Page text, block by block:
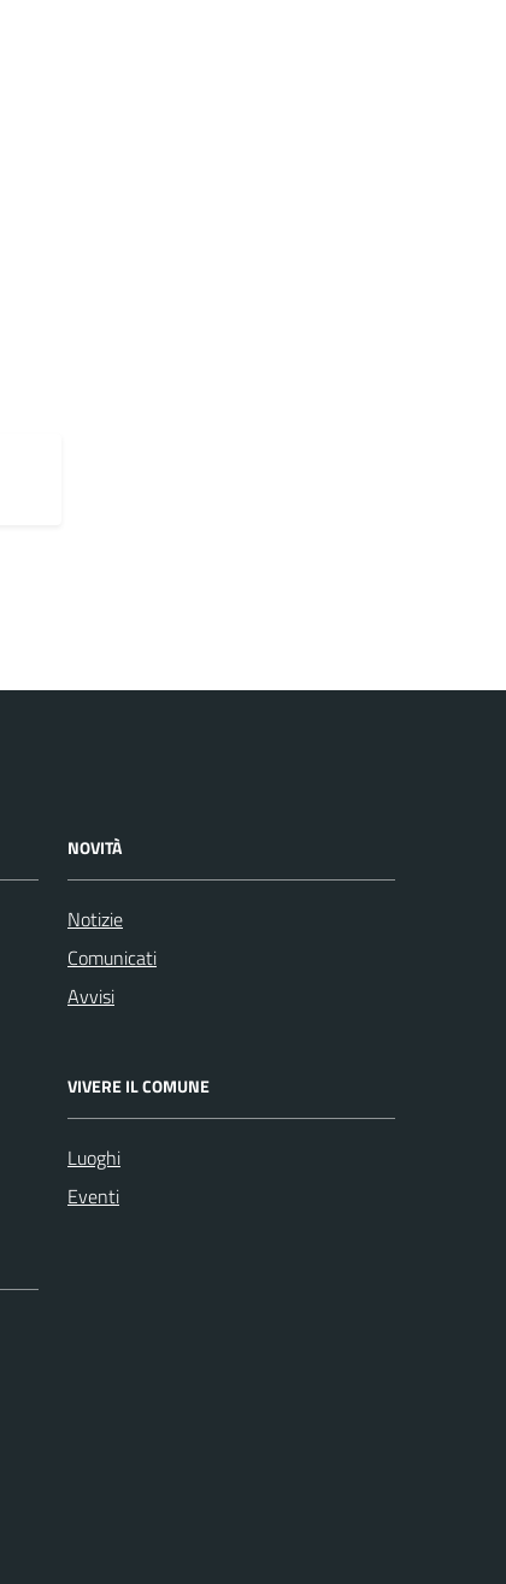
NOVITÀ
Notizie
Comunicati
Avvisi
VIVERE IL COMUNE
Luoghi
Eventi